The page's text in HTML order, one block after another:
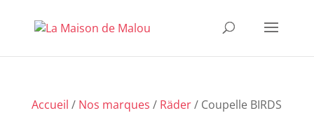
Accueil / Nos marques / Räder/ Coupelle BIRDS